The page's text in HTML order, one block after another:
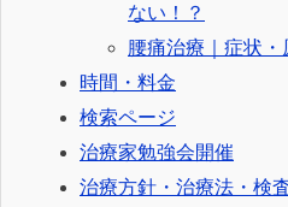
ない！？
腰痛治療｜症状
時間・料金
検索ページ
治療家勉強会開催
治療方針・治療法・検